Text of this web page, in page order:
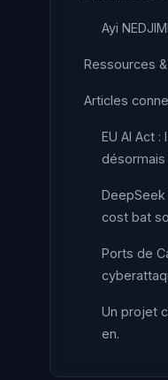
Ayi NEDJIMI
Ressources
Articles
EU AI Act
désormais
cost bat
Ports de
Un projet
en.